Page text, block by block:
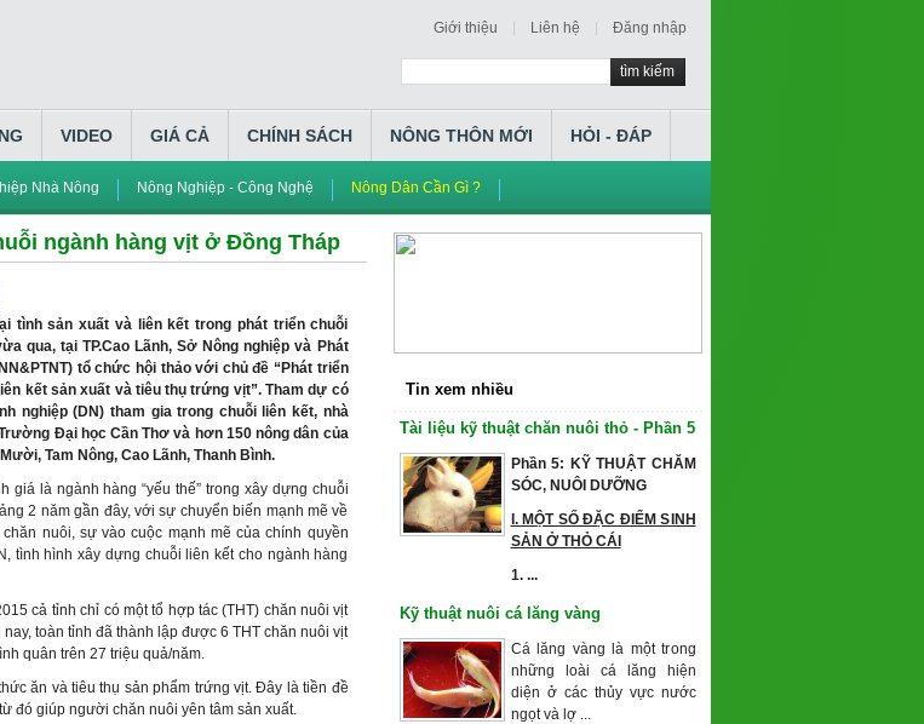
Giới thiệu Liên hệ Đăng nhập
tìm kiếm
Nhà Nông Nông Nghiệp - Công Nghệ Nông Dân Cần Gì ?
VIDEO GIÁ CẢ CHÍNH SÁCH NÔNG THÔN MỚI HỎI - ĐÁP
ngành hàng vịt ở Đồng Tháp
tình sản xuất và liên kết trong phát triển chuỗi
qua, tại TP.Cao Lãnh, Sở Nông nghiệp và Phát
tổ chức hội thảo với chủ đề “Phát triển
kết sản xuất và tiêu thụ trứng vịt”. Tham dự có
nghiệp (DN) tham gia trong chuỗi liên kết, nhà
Đại học Cần Thơ và hơn 150 nông dân của
Tam Nông, Cao Lãnh, Thanh Bình.
giá là ngành hàng “yếu thế” trong xây dựng chuỗi
2 năm gần đây, với sự chuyển biến mạnh mẽ về
nuôi, sự vào cuộc mạnh mẽ của chính quyền
tình hình xây dựng chuỗi liên kết cho ngành hàng
cả tỉnh chỉ có một tổ hợp tác (THT) chăn nuôi vịt
toàn tỉnh đã thành lập được 6 THT chăn nuôi vịt
quân trên 27 triệu quả/năm.
ăn và tiêu thụ sản phẩm trứng vịt. Đây là tiền đề
đó giúp người chăn nuôi yên tâm sản xuất.
Tin xem nhiều
Tài liệu kỹ thuật chăn nuôi thỏ - Phần 5
Phần 5: KỸ THUẬT CHĂM
SÓC, NUÔI DƯỠNG
I. MỘT SỐ ĐẶC ĐIỂM SINH
SẢN Ở THỎ CÁI
1. ...
Kỹ thuật nuôi cá lăng vàng
Cá lăng vàng là một trong
những loài cá lăng hiện
diện ở các thủy vực nước
ngọt và lợ ...